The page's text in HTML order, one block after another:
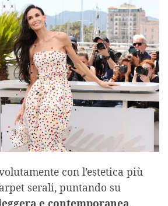
con l’estetica più
serali, puntando su